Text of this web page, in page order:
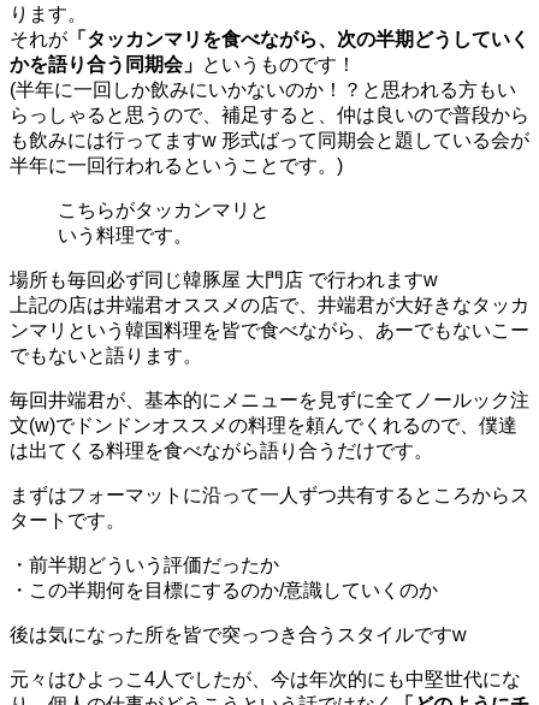
ります。
それが 「タッカンマリを食べながら、次の半期どうしていく
かを語り合う同期会」 というものです！
(半年に一回しか飲みにいかないのか！？と思われる方もい
らっしゃると思うので、補足すると、仲は良いので普段から
も飲みには行ってますw 形式ばって同期会と題している会が
半年に一回行われるということです。)
こちらがタッカンマリと
いう料理です。
場所も毎回必ず同じ韓豚屋 大門店 で行われますw
上記の店は井端君オススメの店で、井端君が大好きなタッカ
ンマリという韓国料理を皆で食べながら、あーでもないこー
でもないと語ります。
毎回井端君が、基本的にメニューを見ずに全てノールック注
文(w)でドンドンオススメの料理を頼んでくれるので、僕達
は出てくる料理を食べながら語り合うだけです。
まずはフォーマットに沿って一人ずつ共有するところからス
タートです。
・前半期どういう評価だったか
・この半期何を目標にするのか/意識していくのか
後は気になった所を皆で突っつき合うスタイルですw
元々はひよっこ4人でしたが、今は年次的にも中堅世代にな